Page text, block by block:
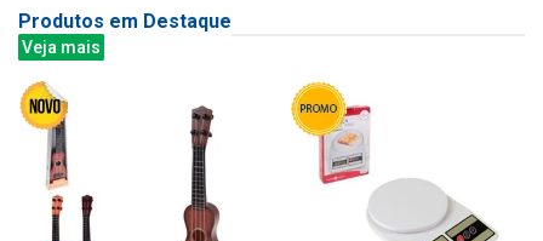
Produtos em Destaque
Veja mais